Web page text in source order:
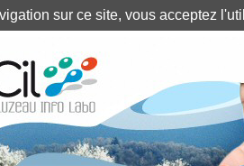
sur ce site, vous acceptez